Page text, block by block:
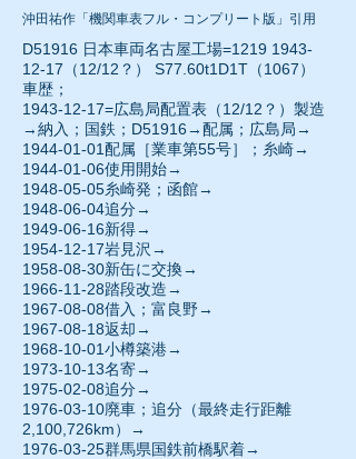
沖田祐作「機関車表フル・コンプリート版」引用
D51916 日本車両名古屋工場=1219 1943-
12-17 （12/12？） S77.60t1D1T（1067）
車歴；
1943-12-17=広島局配置表（12/12？）製造
→納入；国鉄；D51916→配属；広島局→
1944-01-01配属［業車第55号］；糸崎→
1944-01-06使用開始→
1948-05-05糸崎発；函館→
1948-06-04追分→
1949-06-16新得→
1954-12-17岩見沢→
1958-08-30新缶に交換→
1966-11-28踏段改造→
1967-08-08借入；富良野→
1967-08-18返却→
1968-10-01小樽築港→
1973-10-13名寄→
1975-02-08追分→
1976-03-10廃車；追分（最終走行距離
2,100,726km）→
1976-03-25群馬県国鉄前橋駅着→